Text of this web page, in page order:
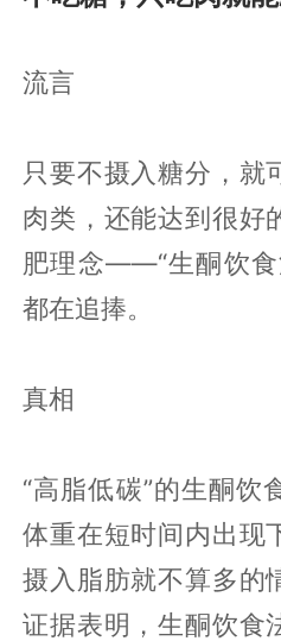
流言
只要不摄入糖分，就
肉类，还能达到很好
肥理念——“生酮饮食
都在追捧。
真相
“高脂低碳”的生酮饮
体重在短时间内出现
摄入脂肪就不算多的
证据表明，生酮饮食